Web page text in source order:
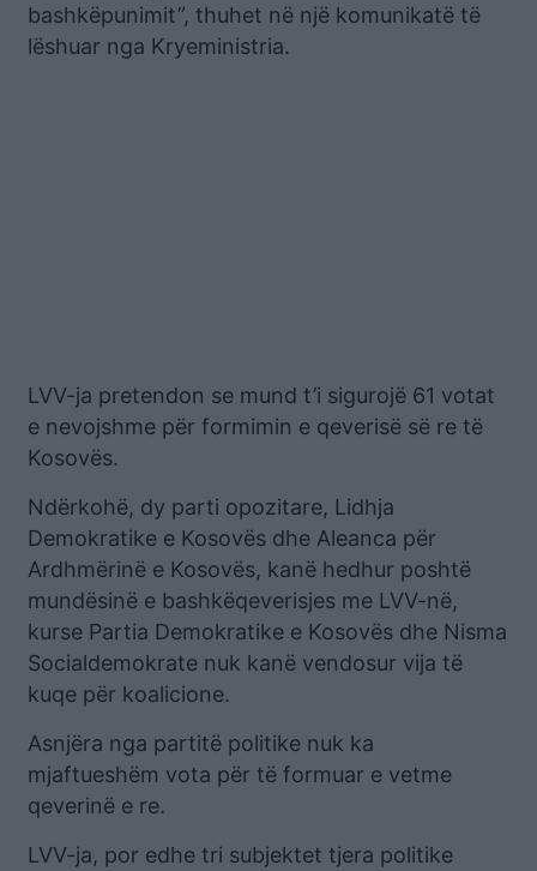
bashkëpunimit”, thuhet në një komunikatë të
lëshuar nga Kryeministria.
LVV-ja pretendon se mund t’i sigurojë 61 votat
e nevojshme për formimin e qeverisë së re të
Kosovës.
Ndërkohë, dy parti opozitare, Lidhja
Demokratike e Kosovës dhe Aleanca për
Ardhmërinë e Kosovës, kanë hedhur poshtë
mundësinë e bashkëqeverisjes me LVV-në,
kurse Partia Demokratike e Kosovës dhe Nisma
Socialdemokrate nuk kanë vendosur vija të
kuqe për koalicione.
Asnjëra nga partitë politike nuk ka
mjaftueshëm vota për të formuar e vetme
qeverinë e re.
LVV-ja, por edhe tri subjektet tjera politike